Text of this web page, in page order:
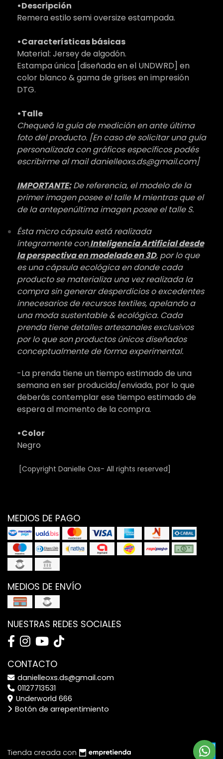
•Descripción
Remera estilo semi oversize estampada.
•Características básicas
Material: Jersey de algodón.
Estampa única [diseñada en el UNDWRD] en
color blanco & gama de grises en impresión
DTG.
•Talle
Chequeá la guía de medición en ante última
foto del producto. [En caso de solicitar una guía
personalizada con gráficos específicos podés
escribirme al mail danielleoxs.ds@gmail.com]
IMPORTANTE:De referencia, el modelo de la
primer imagen posee el talle M mientras que el
de la antepenúltima imagen posee el talle S.
Ésta micro cápsula está realizada
íntegramente conInteligencia Artificial desde
la perspectiva en modelado en 3D, por lo que
es una cápsula ecológica en donde cada
producto se materializa una vez realizada la
compra sin generar desperdicios o excedentes
innecesarios de recursos textiles, apelando a
una moda sustentable & ecológica. Cada
prenda tiene detalles artesanales exclusivos
por lo que son productos únicos diseñados
conceptualmente de forma experimental.
-La prenda tiene un tiempo estimado de una
semana en ser producida/enviada, por lo que
deberás contemplar ese tiempo estimado de
espera al momento de la compra.
•Color
Negro
[Copyright Danielle Oxs- All rights reserved]
MEDIOS DE PAGO
MEDIOS DE ENVÍO
NUESTRAS REDES SOCIALES
CONTACTO
danielleoxs.ds@gmail.com
01127713531
Underworld 666
Botón de arrepentimiento
Tienda creada con